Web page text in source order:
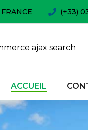
(+33)
ajax search
ACCUEIL